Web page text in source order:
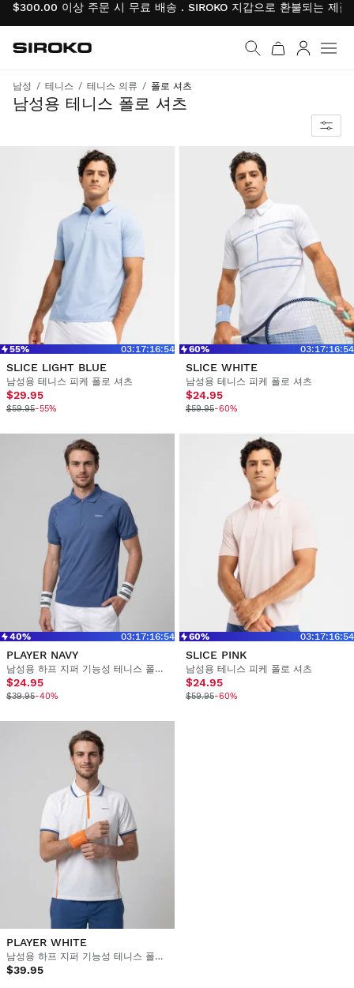
$300.00 이상 주문 시 무료 배송 . SIROKO 지갑으로 환불되는 제
홈페이지로 이동
Siroko.com
남성 테니스 테니스 의류 폴로 셔츠
남성용 테니스 폴로 셔츠
코트 안팎에서 최상의 편안함과 퍼포먼스 제공
55% 03:17:16:54
SLICE LIGHT BLUE
남성용 테니스 피케 폴로 셔츠
$29.95
$59.95-55%
60% 03:17:16:54
SLICE WHITE
남성용 테니스 피케 폴로 셔츠
$24.95
$59.95-60%
40% 03:17:16:54
PLAYER NAVY
남성용 하프 지퍼 기능성 테니스 폴로 셔츠
$24.95
$39.95-40%
60% 03:17:16:54
SLICE PINK
남성용 테니스 피케 폴로 셔츠
$24.95
$59.95-60%
PLAYER WHITE
남성용 하프 지퍼 기능성 테니스 폴로 셔츠
$39.95